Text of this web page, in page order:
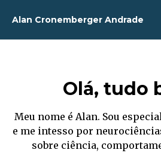
Alan Cronemberger Andrade
Olá, tudo
Meu nome é Alan. Sou
e me intesso por
sobre ciência,